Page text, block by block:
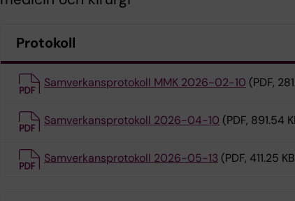
Protokoll
Samverkansprotokoll MMK 2026-02-10 (PDF,
Samverkansprotokoll 2026-04-10 (PDF, 891.54
Samverkansprotokoll 2026-05-13 (PDF, 411.25